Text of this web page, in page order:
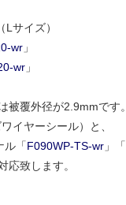
サイズ）
wr 」
wr 」
覆外径が2.9mmです。
ヤーシール）と、
「F090WP-TS-wr 」「
致します。